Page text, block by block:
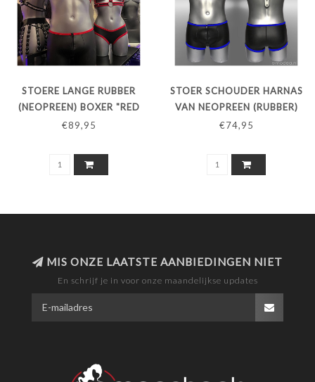
STOERE LANGE RUBBER
(NEOPREEN) BOXER "RED
LINE"
€89,95
STOER SCHOUDER HARNAS
VAN NEOPREEN (RUBBER)
'BLUE LINE'
€74,95
MIS ONZE LAATSTE AANBIEDINGEN NIET
En schrijf je in voor onze maandelijkse updates